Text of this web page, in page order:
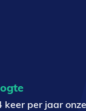
keer per jaar